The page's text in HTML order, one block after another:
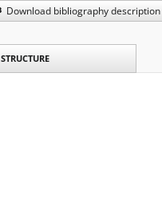
Download bibliography description
STRUCTURE